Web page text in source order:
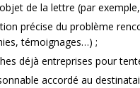
de la lettre (par
précise du problème
témoignages…) ;
déjà entreprises pour
accordé au